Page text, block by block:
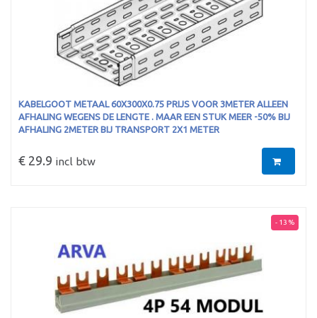
KABELGOOT METAAL 60X300X0.75 PRIJS VOOR 3METER ALLEEN
AFHALING WEGENS DE LENGTE . MAAR EEN STUK MEER -50% BIJ
AFHALING 2METER BIJ TRANSPORT 2X1 METER
€ 29.9 incl btw
- 13 %